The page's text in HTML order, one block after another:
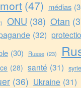
mort (47) médias
ONU (38) Otan
(32)
(30) Russe (23)
(28) santé (31) syrie
(36) Ukraine (31)